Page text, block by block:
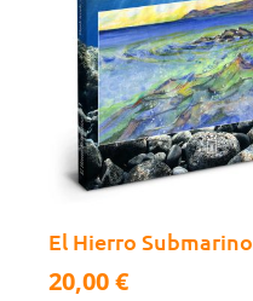
El Hierro Submarino
20,00€